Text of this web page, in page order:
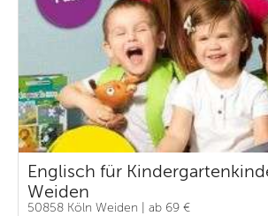
Englisch für
Weiden
50858 Köln Weiden | ab 69 €